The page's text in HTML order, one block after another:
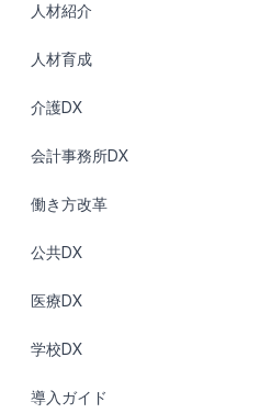
人材紹介
人材育成
介護DX
会計事務所DX
働き方改革
公共DX
医療DX
学校DX
導入ガイド